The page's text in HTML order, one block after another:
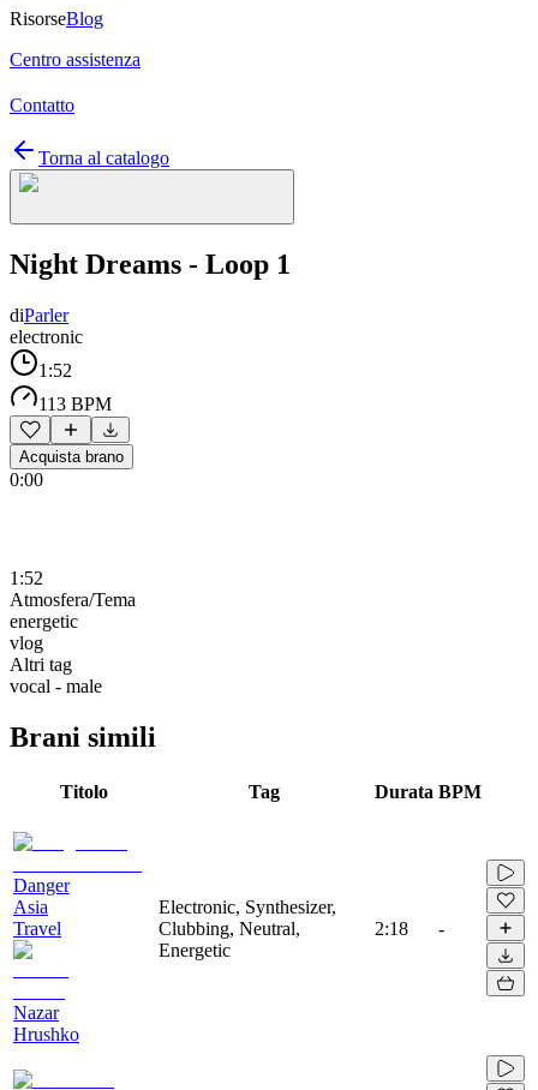
RisorseBlog
Centro assistenza
Contatto
Torna al catalogo
Night Dreams - Loop 1
diParler
electronic
1:52
113 BPM
Acquista brano
0:00
1:52
Atmosfera/Tema
energetic
vlog
Altri tag
vocal - male
Brani simili
Titolo Tag Durata BPM
Danger
Asia
Travel
Nazar
Hrushko
Electronic, Synthesizer,
Clubbing, Neutral,
Energetic
2:18 -